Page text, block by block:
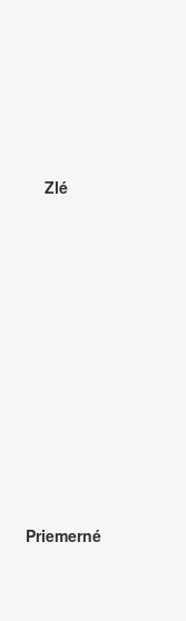
Zlé
Priemerné